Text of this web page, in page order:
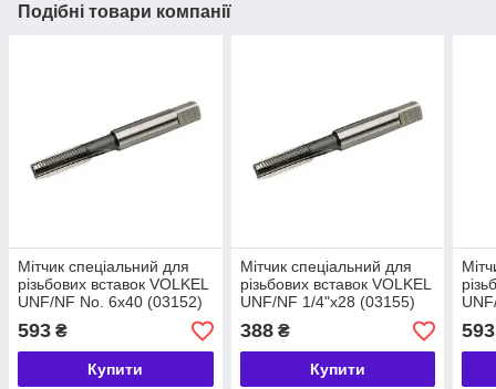
Подібні товари компанії
Мітчик спеціальний для
різьбових вставок VOLKEL
UNF/NF No. 6x40 (03152)
593 ₴
Купити
Мітчик спеціальний для
різьбових вставок VOLKEL
UNF/NF 1/4"x28 (03155)
388₴
Купити
593